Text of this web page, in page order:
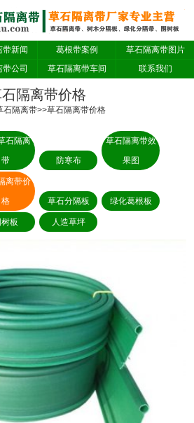
带新闻 葛根带案例
草石隔离带图片
带公司 草石隔离带车间 联系我们
隔离带价格
石隔离带>>草石隔离带价格
石隔离
带
防寒布
草石隔离带效
果图
离带价
格
草石分隔板 绿化葛根板
树板 人造草坪